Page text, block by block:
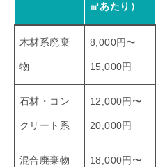
㎥あたり）
木材系廃棄
物
8,000円〜
15,000円
石材・コン
クリート系
12,000円〜
20,000円
混合廃棄物 18,000円〜